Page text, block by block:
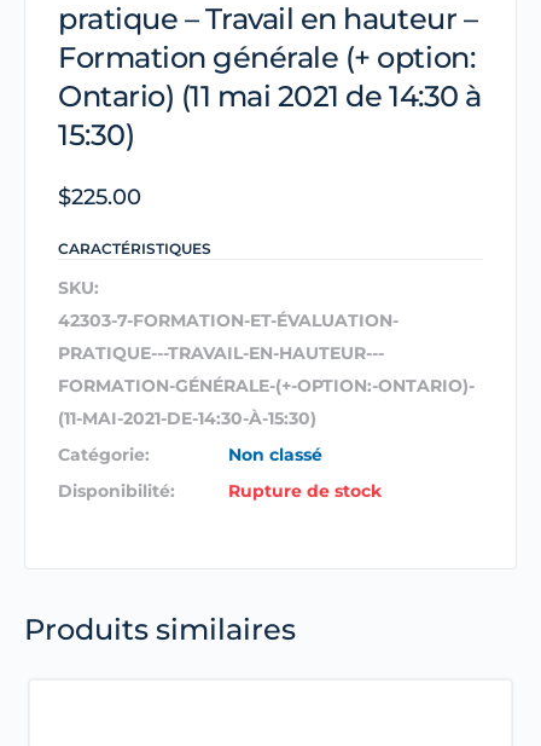
pratique – Travail en hauteur –
Formation générale (+ option:
Ontario) (11 mai 2021 de 14:30 à
15:30)
$225.00
CARACTÉRISTIQUES
SKU:
42303-7-FORMATION-ET-ÉVALUATION-
PRATIQUE---TRAVAIL-EN-HAUTEUR---
FORMATION-GÉNÉRALE-(+-OPTION:-ONTARIO)-
(11-MAI-2021-DE-14:30-À-15:30)
Catégorie:
Non classé
Disponibilité:
Rupture de stock
Produits similaires